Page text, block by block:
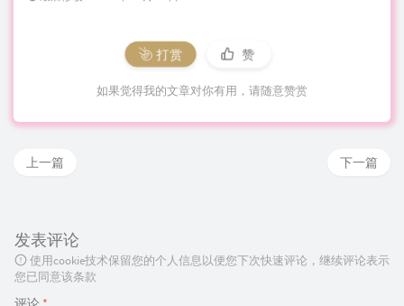
打赏 赞
如果觉得我的文章对你有用，请随意赞赏
下一篇
上一篇
发表评论
使用cookie技术保留您的个人信息以便您下次快速评论，继续评论表示
您已同意该条款